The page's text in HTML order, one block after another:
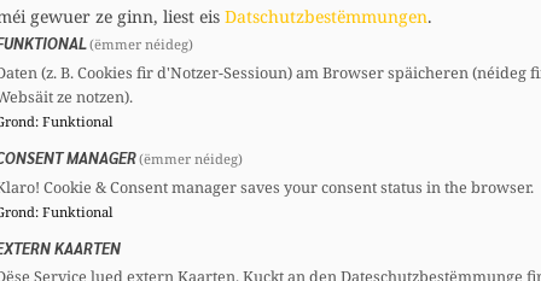
a réagi via communiqué de presse en date
22 septembre 2025 aurait été publiée sans
à la réussite de cette campagne vaccinale. Or,
pourrait créer une confusion chez les patients
déjà engagée autour de milliers de
du public dans les campagnes
Impfkommission » (STIKO) allemande ont été
gewuer ze ginn, liest eis Datschutzbestëmmungen.
(ëmmer néideg)
(z. B. Cookies fir d'Notzer-Sessioun) am Browser späicheren (néideg
ze notzen).
: Funktional
MANAGER(ëmmer néideg)
Cookie & Consent manager saves your consent status in the browser.
: Funktional
KAARTEN
Service lued extern Kaarten. Kuckt an den Dateschutzbestëmmunge